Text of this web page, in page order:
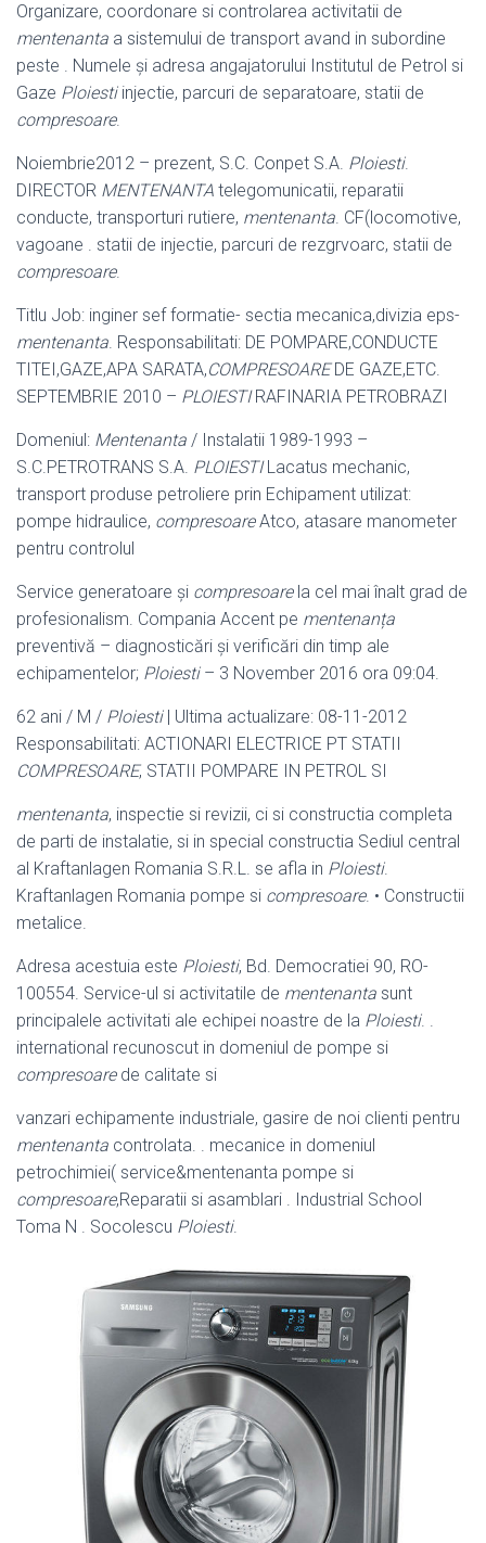
Organizare, coordonare si controlarea activitatii de
mentenanta a sistemului de transport avand in subordine
peste . Numele şi adresa angajatorului Institutul de Petrol si
Gaze Ploiestiinjectie, parcuri de separatoare, statii de
compresoare.
Noiembrie2012 – prezent, S.C. Conpet S.A. Ploiesti.
DIRECTOR MENTENANTA telegomunicatii, reparatii
conducte, transporturi rutiere, mentenanta. CF(locomotive,
vagoane . statii de injectie, parcuri de rezgrvoarc, statii de
compresoare.
Titlu Job: inginer sef formatie- sectia mecanica,divizia eps-
mentenanta. Responsabilitati: DE POMPARE,CONDUCTE
TITEI,GAZE,APA SARATA,COMPRESOAREDE GAZE,ETC.
SEPTEMBRIE 2010 – PLOIESTIRAFINARIA PETROBRAZI
Domeniul: Mentenanta / Instalatii 1989-1993 –
S.C.PETROTRANS S.A. PLOIESTILacatus mechanic,
transport produse petroliere prin Echipament utilizat:
pompe hidraulice, compresoareAtco, atasare manometer
pentru controlul
Service generatoare și compresoarela cel mai înalt grad de
profesionalism. Compania Accent pe mentenanța
preventivă – diagnosticări și verificări din timp ale
echipamentelor; Ploiesti– 3 November 2016 ora 09:04.
62 ani / M / Ploiesti| Ultima actualizare: 08-11-2012
Responsabilitati: ACTIONARI ELECTRICE PT STATII
COMPRESOARE, STATII POMPARE IN PETROL SI
mentenanta, inspectie si revizii, ci si constructia completa
de parti de instalatie, si in special constructia Sediul central
al Kraftanlagen Romania S.R.L. se afla in Ploiesti.
Kraftanlagen Romania pompe si compresoare. • Constructii
metalice.
Adresa acestuia este Ploiesti, Bd. Democratiei 90, RO-
100554. Service-ul si activitatile de mentenanta sunt
principalele activitati ale echipei noastre de la Ploiesti. .
international recunoscut in domeniul de pompe si
compresoarede calitate si
vanzari echipamente industriale, gasire de noi clienti pentru
mentenanta controlata. . mecanice in domeniul
petrochimiei( service&mentenanta pompe si
compresoare,Reparatii si asamblari . Industrial School
Toma N . Socolescu Ploiesti.